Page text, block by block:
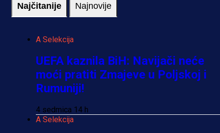
Najčitanije Najnovije
A Selekcija
UEFA kaznila BiH: Navijači neće
moći pratiti Zmajeve u Poljskoj i
Rumuniji!
4 sedmica 14 h
A Selekcija